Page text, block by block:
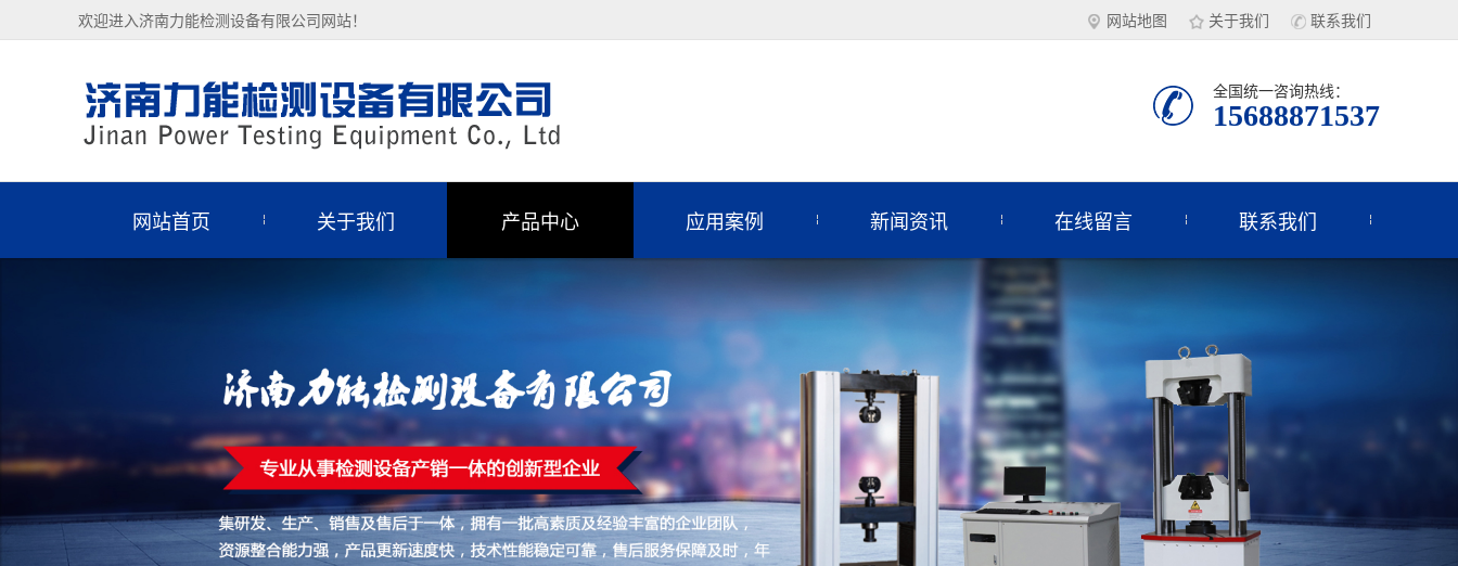
欢迎进入济南力能检测设备有限公司网站！ 网站地图 关于我们 联系我们
全国统一咨询热线：
15688871537
网站首页 关于我们 产品中心 应用案例 新闻资讯 在线留言 联系我们